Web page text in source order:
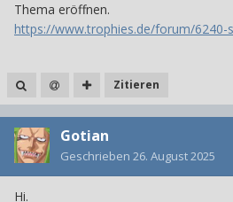
Thema eröffnen.
https://www.trophies.de/forum/6240-
Zitieren
Gotian
Geschrieben 26. August 2025
Hi.